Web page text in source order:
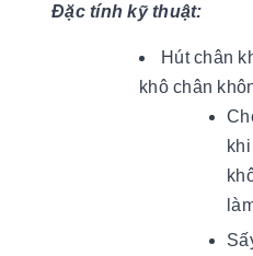
Đặc tính kỹ thuật:
Hút chân
khô chân